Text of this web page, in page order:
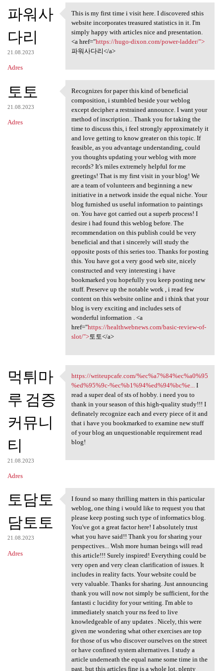
K
o
m
e
n
a
r
z
파워사
다리
21.08.2023
Adres
This is my first time i visit
This is my first time i visit here. I discovered sthis
website incorporates treasured statistics in it. I'm
simply happy with articles nice and presentation.
<a href="https://hugo-dixon.com/power-ladder/">
파워사다리</a>
토토
21.08.2023
Adres
Recognizes for paper this
Recognizes for paper this kind of beneficial
composition, i stumbled beside your weblog
except decipher a restrained announce. I want your
method of inscription.. Thank you for taking the
time to discuss this, i feel strongly approximately it
and love getting to know greater on this topic. If
feasible, as you advantage understanding, could
you thoughts updating your weblog with more
records? It's miles extremely helpful for me
greetings! That is my first visit in your blog! We
are a team of volunteers and beginning a new
initiative in a network inside the equal niche. Your
blog furnished us useful information to paintings
on. You have got carried out a superb process! I
desire i had found this weblog before. The
recommendation on this publish could be very
beneficial and that i sincerely will study the
opposite posts of this series too. Thanks for posting
this. You have got a very good web site, nicely
constructed and very interesting i have
bookmarked you hopefully you keep posting new
stuff. Preserve up the notable work , i read few
content on this website online and i think that your
blog is very exciting and includes sets of
wonderful information . <a
href="https://healthwebnews.com/basic-review-of-
slot/">토토</a>
먹튀마
루 검증
커뮤니
티
21.08.2023
Adres
https://writeupcafe.com/%ec
https://writeupcafe.com/%ec%a7%84%ec%a0%95
%ed%95%9c-%ec%b1%94%ed%94%bc%e...
I
read a super deal of sts of hobby. i need you to
thank in your season of this high-quality study!!! I
definately recognize each and every piece of it and
that i have you bookmarked to examine new stuff
of your blog an unquestionable requirement read
blog!
토담토
담토토
21.08.2023
Adres
I found so many thrilling
I found so many thrilling matters in this particular
weblog, one thing i would like to request you that
please keep posting such type of informatics blog.
You've got a great factor here! I absolutely trust
what you have said!! Thank you for sharing your
perspectives... Wish more human beings will read
this article!!! Surely inspired! Everything could be
very open and very clean clarification of issues. It
includes in reality facts. Your website could be
very valuable. Thanks for sharing. Just announcing
thank you will now not simply be sufficient, for the
fantasti c lucidity for your writing. I'm able to
immediately snatch your rss feed to live
knowledgeable of any updates . Nicely, this were
given me wondering what other exercises are top
for those of us who discover ourselves on the street
or have confined system alternatives. I study a
article underneath the equal name some time in the
past, but this articles fine is a whole lot, plenty